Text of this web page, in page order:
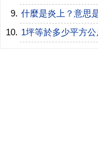
什麼是炎上？意思
1坪等於多少平方公